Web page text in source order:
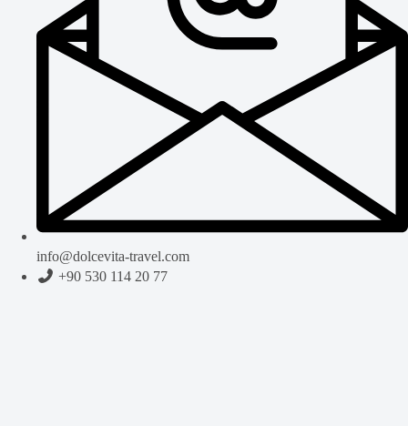
info@dolcevita-travel.com
+90 530 114 20 77